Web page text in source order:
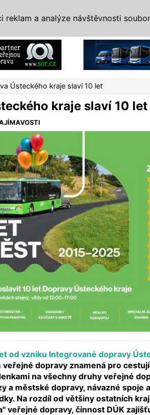
Ústeckého kraje slaví 10 let
kraje slaví 10 let
od vzniku Integrované dopravy
dopravy znamená pro
na všechny druhy veřejné
a městské dopravy, návazné spoje
Na rozdíl od většiny ostatních
veřejné dopravy, činnost DÚK
a analýze návštěvnosti